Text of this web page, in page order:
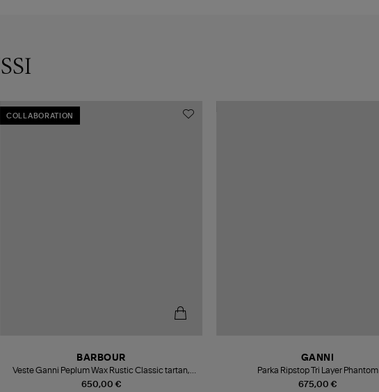
COLLABORATION
650,00 €
BARBOUR
Veste Ganni Peplum Wax Rustic Classic tartan,
Collaboration Barbour X Ganni
675,00 €
GANNI
Parka Ripstop Tri Layer Phantom